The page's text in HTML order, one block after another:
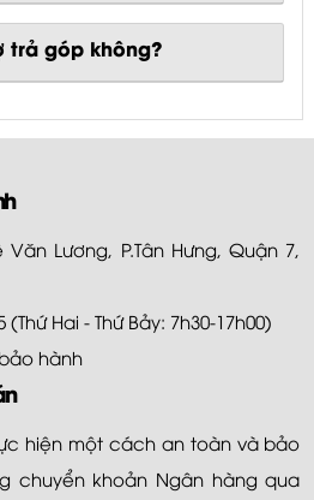
trả góp không?
Lương, P.Tân Hưng, Quận 7,
(Thứ Hai - Thứ Bảy: 7h30-17h00)
hành
hiện một cách an toàn và bảo
chuyển khoản Ngân hàng qua